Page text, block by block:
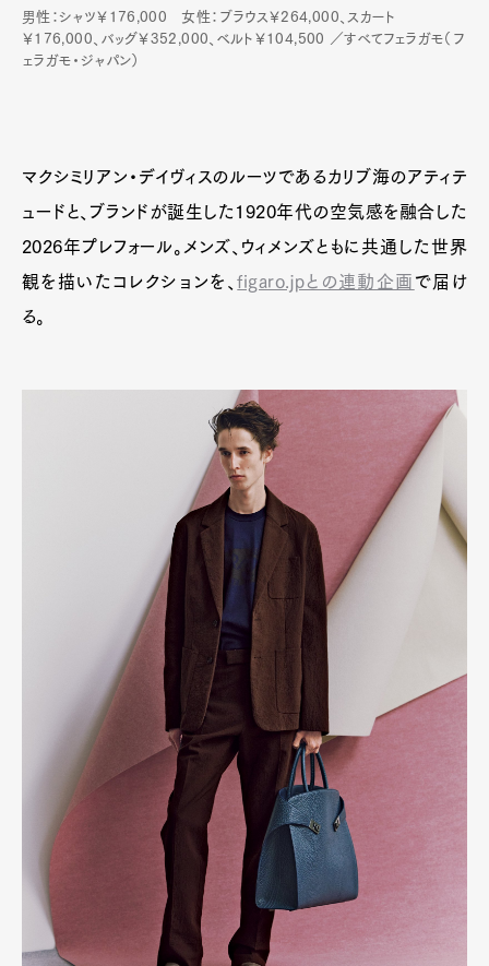
男性：シャツ￥176,000 女性：ブラウス￥264,000、スカート
￥176,000、バッグ￥352,000、ベルト￥104,500 ／すべてフェラガモ（フ
ェラガモ・ジャパン）
マクシミリアン・デイヴィスのルーツであるカリブ海のアティテ
ュードと、ブランドが誕生した1920年代の空気感を融合した
2026年プレフォール。メンズ、ウィメンズともに共通した世界
観を描いたコレクションを、figaro.jpとの連動企画 で届け
る。